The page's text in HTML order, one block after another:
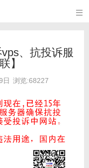

、抗投诉服
】
日 浏览:68227